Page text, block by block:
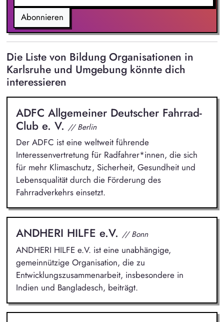
Abonnieren
Die Liste von Bildung Organisationen in
Karlsruhe und Umgebung könnte dich
interessieren
ADFC Allgemeiner Deutscher Fahrrad-
Club e. V. // Berlin
Der ADFC ist eine weltweit führende
Interessenvertretung für Radfahrer*innen, die sich
für mehr Klimaschutz, Sicherheit, Gesundheit und
Lebensqualität durch die Förderung des
Fahrradverkehrs einsetzt.
ANDHERI HILFE e.V. // Bonn
ANDHERI HILFE e.V. ist eine unabhängige,
gemeinnützige Organisation, die zu
Entwicklungszusammenarbeit, insbesondere in
Indien und Bangladesch, beiträgt.